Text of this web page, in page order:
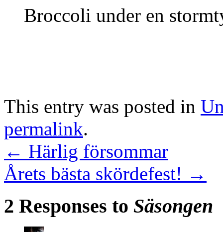
Broccoli under en
This entry was posted in
permalink.
← Härlig försommar
Årets bästa skördefest! →
2 Responses to Säsongen